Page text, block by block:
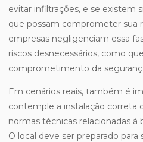
evitar infiltrações, e se existem
que possam comprometer sua
empresas negligenciam essa
riscos desnecessários, como
comprometimento da
Em cenários reais, também é
contemple a instalação correta
normas técnicas relacionadas à
O local deve ser preparado